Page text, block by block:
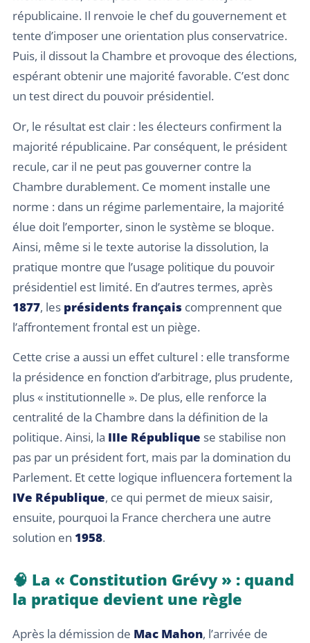
républicaine. Il renvoie le chef du gouvernement et
tente d’imposer une orientation plus conservatrice.
Puis, il dissout la Chambre et provoque des élections,
espérant obtenir une majorité favorable. C’est donc
un test direct du pouvoir présidentiel.
Or, le résultat est clair : les électeurs confirment la
majorité républicaine. Par conséquent, le président
recule, car il ne peut pas gouverner contre la
Chambre durablement. Ce moment installe une
norme : dans un régime parlementaire, la majorité
élue doit l’emporter, sinon le système se bloque.
Ainsi, même si le texte autorise la dissolution, la
pratique montre que l’usage politique du pouvoir
présidentiel est limité. En d’autres termes, après
1877, les présidents français comprennent que
l’affrontement frontal est un piège.
Cette crise a aussi un effet culturel : elle transforme
la présidence en fonction d’arbitrage, plus prudente,
plus « institutionnelle ». De plus, elle renforce la
centralité de la Chambre dans la définition de la
politique. Ainsi, la IIIe République se stabilise non
pas par un président fort, mais par la domination du
Parlement. Et cette logique influencera fortement la
IVe République, ce qui permet de mieux saisir,
ensuite, pourquoi la France cherchera une autre
solution en 1958.
🧠 La « Constitution Grévy » : quand
la pratique devient une règle
Après la démission de Mac Mahon, l’arrivée de